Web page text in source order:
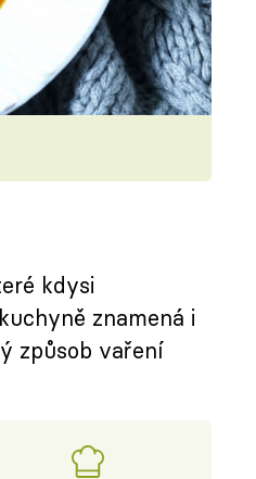
kdysi
znamená i
způsob vaření